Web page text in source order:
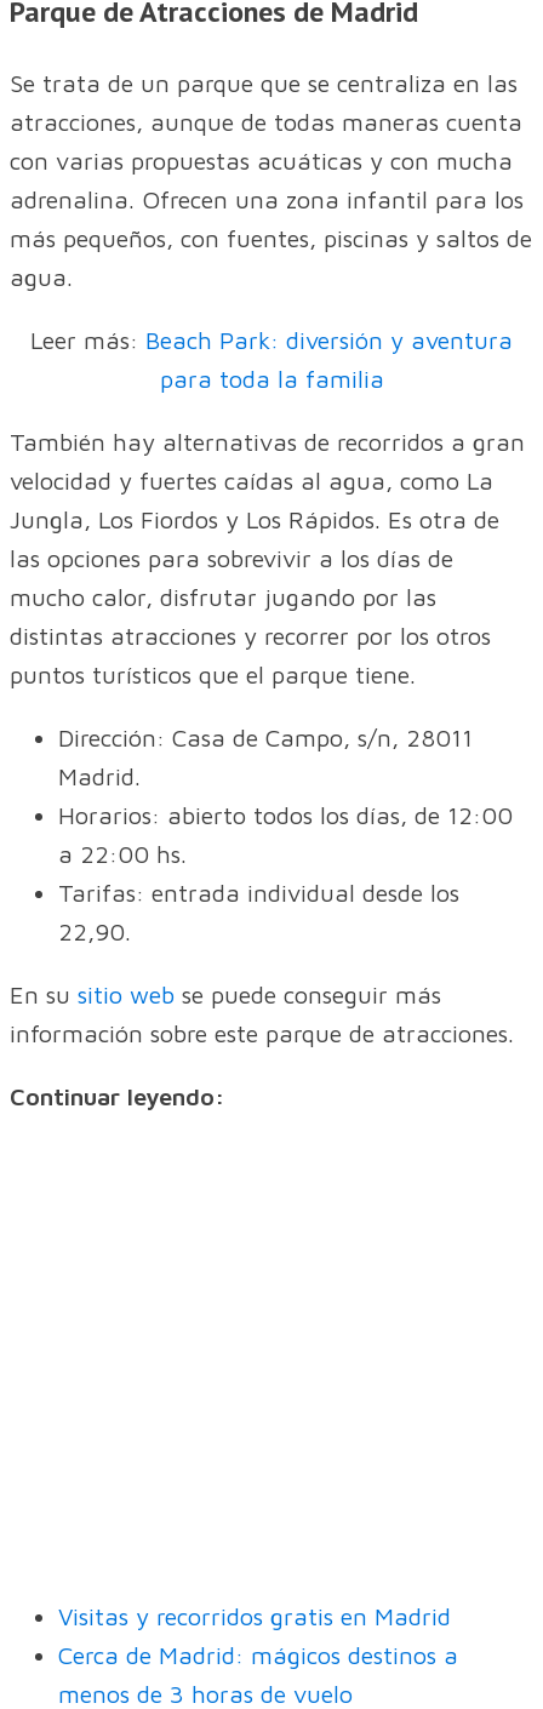
Parque de Atracciones de Madrid
Se trata de un parque que se centraliza en las
atracciones, aunque de todas maneras cuenta
con varias propuestas acuáticas y con mucha
adrenalina. Ofrecen una zona infantil para los
más pequeños, con fuentes, piscinas y saltos de
agua.
Leer más: Beach Park: diversión y aventura
para toda la familia
También hay alternativas de recorridos a gran
velocidad y fuertes caídas al agua, como La
Jungla, Los Fiordos y Los Rápidos. Es otra de
las opciones para sobrevivir a los días de
mucho calor, disfrutar jugando por las
distintas atracciones y recorrer por los otros
puntos turísticos que el parque tiene.
Dirección: Casa de Campo, s/n, 28011
Madrid.
Horarios: abierto todos los días, de 12:00
a 22:00 hs.
Tarifas: entrada individual desde los
22,90.
En su sitio web se puede conseguir más
información sobre este parque de atracciones.
Continuar leyendo:
Visitas y recorridos gratis en Madrid
Cerca de Madrid: mágicos destinos a
menos de 3 horas de vuelo